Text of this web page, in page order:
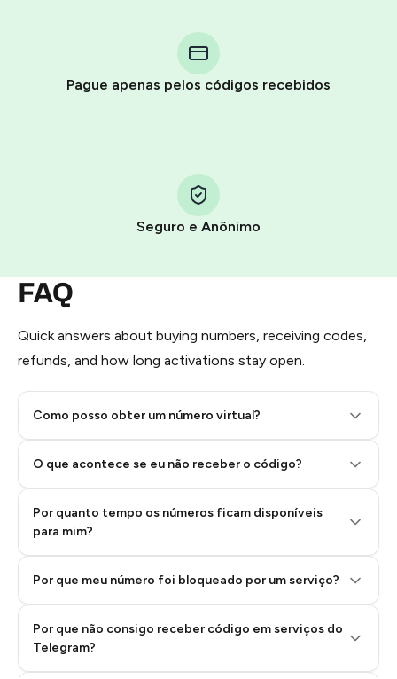
Pague apenas pelos códigos recebidos
Seguro e Anônimo
FAQ
Quick answers about buying numbers, receiving codes,
refunds, and how long activations stay open.
Como posso obter um número virtual?
O que acontece se eu não receber o código?
Por quanto tempo os números ficam disponíveis
para mim?
Por que meu número foi bloqueado por um serviço?
Por que não consigo receber código em serviços do
Telegram?
You purchase Stars via the official@PremiumBot in
Step 1: Create the order on HidSim
Pay with Telegram Stars
Step 2: Buy Stars in Telegram